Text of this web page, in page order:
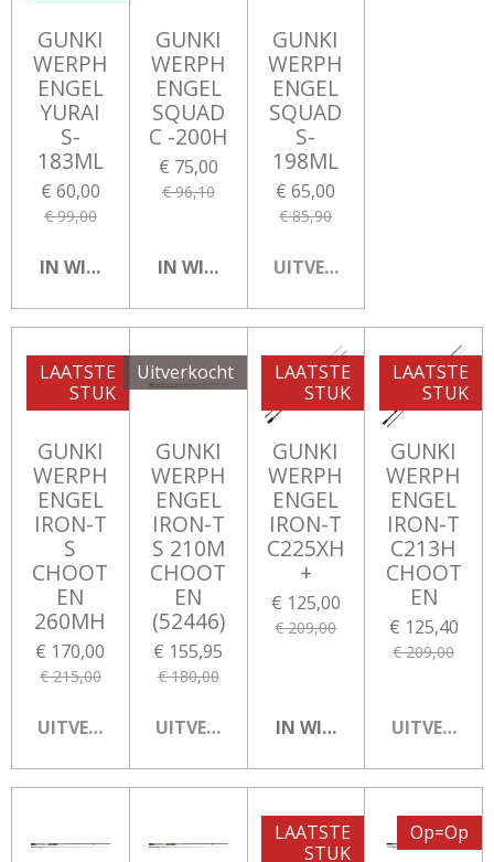
GUNKI
WERPH
ENGEL
YURAI
S-
183ML
€ 60,00
€ 99,00
IN WINKELWAGEN
GUNKI
WERPH
ENGEL
SQUAD
C -200H
€ 75,00
€ 96,10
IN WINKELWAGEN
GUNKI
WERPH
ENGEL
SQUAD
S-
198ML
€ 65,00
€ 85,90
UITVERKOCHT
LAATSTE
STUK
GUNKI
WERPH
ENGEL
IRON-T
S
CHOOT
EN
260MH
€ 170,00
€ 215,00
UITVERKOCHT
Uitverkocht
GUNKI
WERPH
ENGEL
IRON-T
S 210M
CHOOT
EN
(52446)
€ 155,95
€ 180,00
UITVERKOCHT
LAATSTE
STUK
GUNKI
WERPH
ENGEL
IRON-T
C225XH
+
€ 125,00
€ 209,00
IN WINKELWAGEN
LAATSTE
STUK
GUNKI
WERPH
ENGEL
IRON-T
C213H
CHOOT
EN
€ 125,40
€ 209,00
LAATSTE
STUK
Op=Op